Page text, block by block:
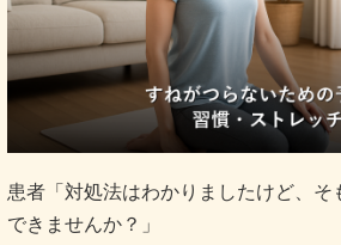
患者「対処法はわかりましたけど、そ
できませんか？」